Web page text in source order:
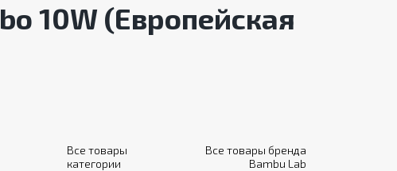
10W (Европейская
Все товары
категории
Все товары бренда
Bambu Lab